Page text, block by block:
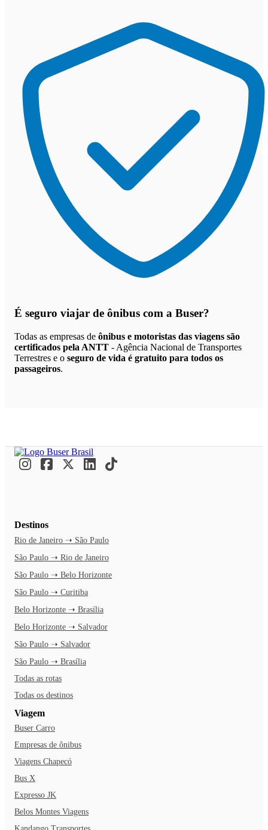
É seguro viajar de ônibus com a Buser?
Todas as empresas de ônibus e motoristas das viagens são
certificados pela ANTT - Agência Nacional de Transportes
Terrestres e o seguro de vida é gratuito para todos os
passageiros.
Destinos
Rio de Janeiro ➝ São Paulo
São Paulo ➝ Rio de Janeiro
São Paulo ➝ Belo Horizonte
São Paulo ➝ Curitiba
Belo Horizonte ➝ Brasília
Belo Horizonte ➝ Salvador
São Paulo ➝ Salvador
São Paulo ➝ Brasília
Todas as rotas
Todas os destinos
Viagem
Buser Carro
Empresas de ônibus
Viagens Chapecó
Bus X
Expresso JK
Belos Montes Viagens